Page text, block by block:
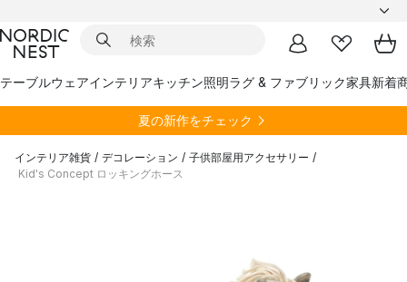
テーブルウェアインテリアキッチン照明ラグ & ファブリック家具新着
夏の新作をチェック
インテリア雑貨 / デコレーション / 子供部屋用アクセサリー /
Kid's Concept ロッキングホース